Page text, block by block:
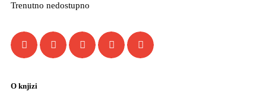
Trenutno nedostupno
O knjizi